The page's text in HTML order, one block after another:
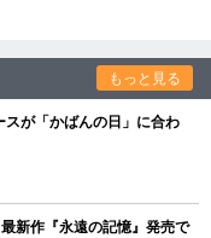
もっと見る
が「かばんの日」に合わ
新作『永遠の記憶』発売で